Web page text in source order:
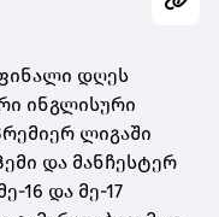
დღეს
ინგლისური
ლიგაში
და მანჩესტერ
16 და მე-17